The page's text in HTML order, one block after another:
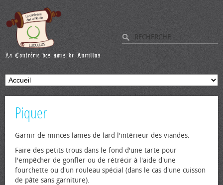
Piquer
Garnir de minces lames de lard l'intérieur des viandes.
Faire des petits trous dans le fond d'une tarte pour
l'empêcher de gonfler ou de rétrécir à l'aide d'une
fourchette ou d'un rouleau spécial (dans le cas d'une cuisson
de pâte sans garniture).